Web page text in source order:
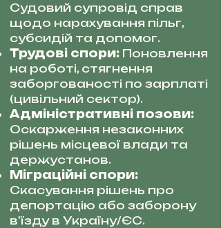
Судовий супровід справ
щодо нарахування пільг,
субсидій та допомог.
Трудові спори: Поновлення
на роботі, стягнення
заборгованості по зарплаті
(цивільний сектор).
Адміністративні позови:
Оскарження незаконних
рішень місцевої влади та
держустанов.
Міграційні спори:
Скасування рішень про
депортацію або заборону
в'їзду в Україну/ЄС.